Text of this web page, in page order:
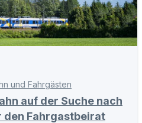
und Fahrgästen
auf der Suche nach
den Fahrgastbeirat